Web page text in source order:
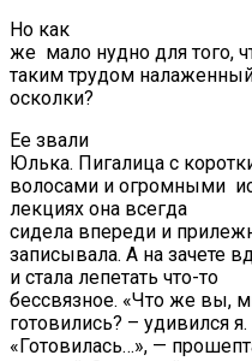
Но как
же мало нудно для того,
таким трудом
осколки?
Ее звали
Юлька. Пигалица с
волосами и огромными
лекциях она всегда
сидела впереди и
записывала. А на зачете
и стала лепетать что-то
бессвязное. «Что же вы,
готовились? – удивился я.
«Готовилась…», —